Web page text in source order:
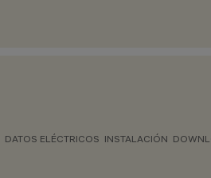
DATOS ELÉCTRICOS INSTALACIÓN